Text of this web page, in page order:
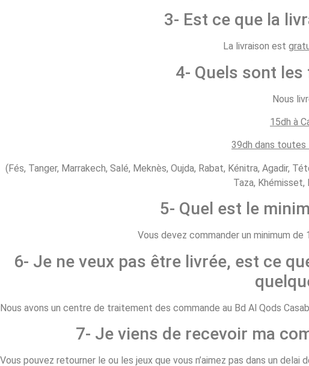
3- Est ce que la
La livraison est
4- Quels sont
Nous
15dh à
39dh dans toutes
(Fés, Tanger, Marrakech, Salé, Meknès, Oujda, Rabat, Kénitra, Agadir,
Taza, Khémisset,
5- Quel est le
Vous devez commander un minimum
6- Je ne veux pas être livrée, est ce
Nous avons un centre de traitement des commande au Bd Al Qods
7- Je viens de recevoir ma
Vous pouvez retourner le ou les jeux que vous n’aimez pas dans un